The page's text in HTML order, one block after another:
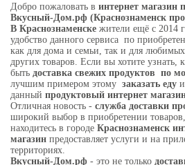
Добро пожаловать в интернет магазин
Вкусный-Дом.рф (Краснознаменск
В Краснознаменске жители ещё с 2014
удобство данного сервиса по
как для дома и семьи, так и для
других товаров. Если вы хотите узнать,
быть доставка свежих продуктов по
лучшим примером этому заказать еду
данный продуктовый интернет
Отличная новость - служба доставки
широкий выбор в приобретении
находитесь в городе Краснознаменск
магазин предоставляет услуги и на
территориях.
Вкусный-Дом.рф - это не только